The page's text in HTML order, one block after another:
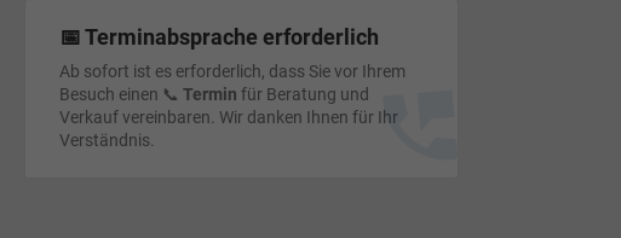
📅 Terminabsprache erforderlich
Ab sofort ist es erforderlich, dass Sie vor Ihrem
Besuch einen 📞Termin für Beratung und
Verkauf vereinbaren. Wir danken Ihnen für Ihr
Verständnis.